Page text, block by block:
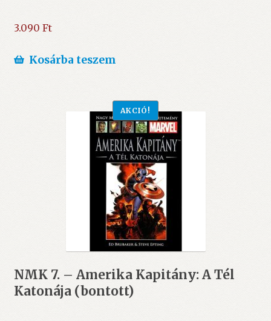
3.090 Ft
Kosárba teszem
NMK 7. – Amerika Kapitány: A Tél
Katonája (bontott)
AKCIÓ!